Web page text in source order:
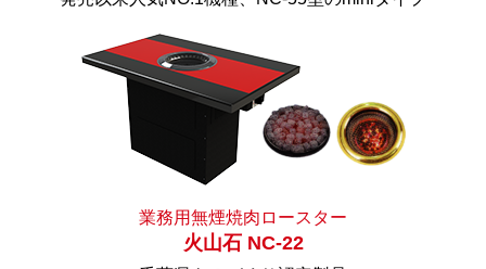
業務用無煙焼肉ロースター
火山石 NC-22